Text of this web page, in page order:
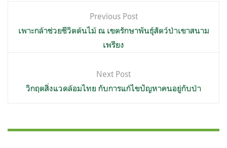
เรื่อง
Previous Post
เพาะกล้าช่วยชีวิตต้นไม้ ณ เขตรักษาพันธุ์สัตว์ป่าเขาสนาม
เพรียง
Next Post
วิกฤตสิ่งแวดล้อมไทย กับการแก้ไขปัญหาคนอยู่กับป่า